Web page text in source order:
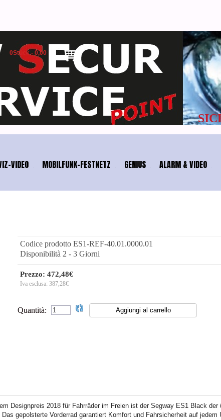
0Stück- 0,00
&
VIDEO MOBILFUNK-FESTNETZ GENIUS ALARM & VIDEO
Codice prodotto ES1-REF-40.01.0000.01
Disponibilità 2 - 3 Giorni
Prezzo: 472,48€
Iva esclusa: 387,28€
Quantità:
Designpreis 2018 für Fahrräder im Freien ist der Segway ES1 Black
gepolsterte Vorderrad garantiert Komfort und Fahrsicherheit auf